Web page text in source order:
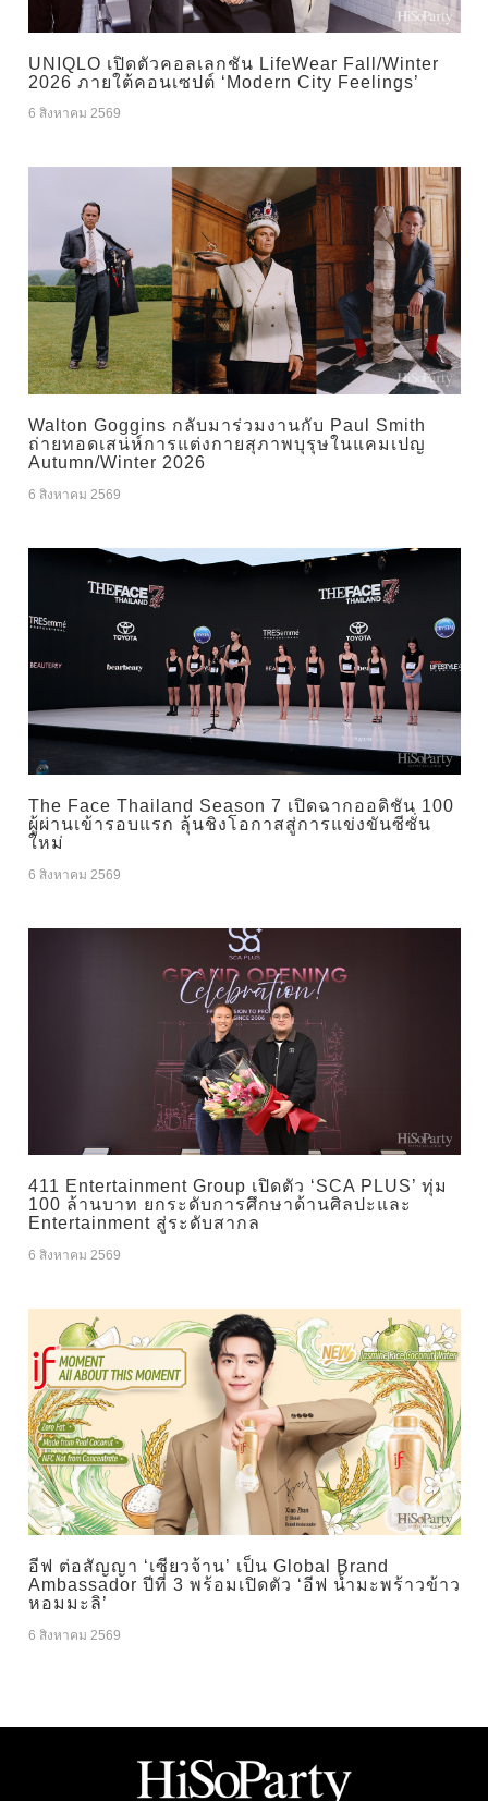
UNIQLO เปิดตัวคอลเลกชัน LifeWear Fall/Winter
2026 ภายใต้คอนเซปต์ ‘Modern City Feelings’
6 สิงหาคม 2569
Walton Goggins กลับมาร่วมงานกับ Paul Smith
ถ่ายทอดเสน่ห์การแต่งกายสุภาพบุรุษในแคมเปญ
Autumn/Winter 2026
6 สิงหาคม 2569
The Face Thailand Season 7 เปิดฉากออดิชัน 100
ผู้ผ่านเข้ารอบแรก ลุ้นชิงโอกาสสู่การแข่งขันซีซั่น
ใหม่
6 สิงหาคม 2569
411 Entertainment Group เปิดตัว ‘SCA PLUS’ ทุ่ม
100 ล้านบาท ยกระดับการศึกษาด้านศิลปะและ
Entertainment สู่ระดับสากล
6 สิงหาคม 2569
อีฟ ต่อสัญญา ‘เซียวจ้าน’ เป็น Global Brand
Ambassador ปีที่ 3 พร้อมเปิดตัว ‘อีฟ น้ำมะพร้าวข้าว
หอมมะลิ’
6 สิงหาคม 2569